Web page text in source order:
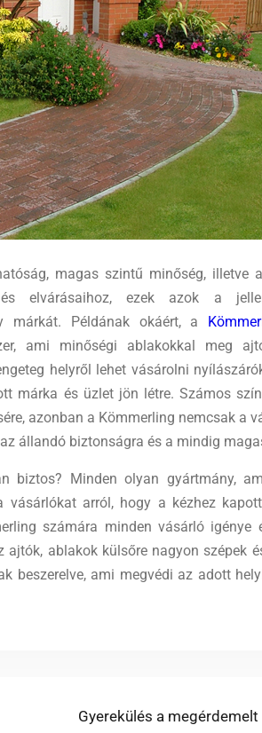
magas szintű minőség, illetve
elvárásaihoz, ezek azok a
márkát. Példának okáért, a
ami minőségi ablakokkal meg
helyről lehet vásárolni
márka és üzlet jön létre. Számos
azonban a Kömmerling nemcsak a
állandó biztonságra és a mindig
biztos? Minden olyan gyártmány,
arról, hogy a kézhez
számára minden vásárló igénye
ablakok külsőre nagyon szépek
beszerelve, ami megvédi az adott
Next
Gyerekülés a